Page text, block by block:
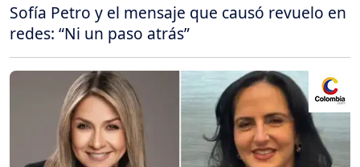
Sofía Petro y el mensaje que causó revuelo en
redes: “Ni un paso atrás”